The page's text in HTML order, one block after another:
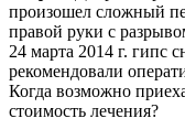
произошел сложный
правой руки с
24 марта 2014 г. гипс
рекомендовали
Когда возможно
стоимость лечения?